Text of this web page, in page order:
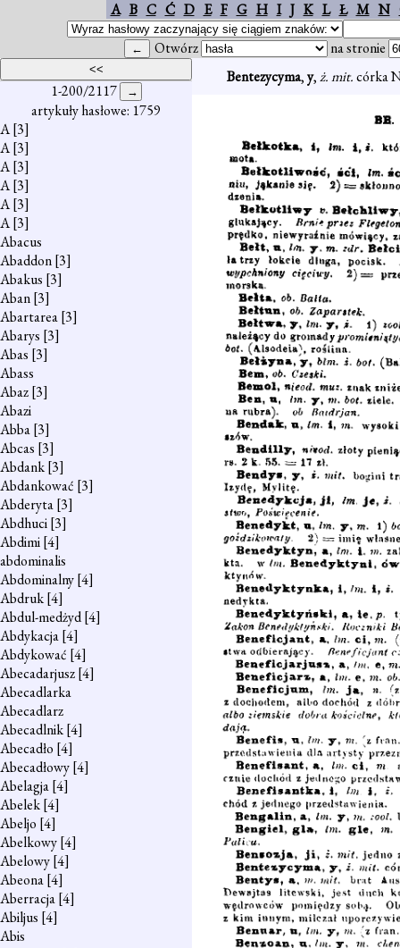
A B C Ć D E F G H I J K L Ł M N
Otwórz na stronie
1-200/2117
artykuły hasłowe: 1759
A[3]
A[3]
A[3]
A[3]
A[3]
A[3]
Abacus
Abaddon[3]
Abakus [3]
Aban[3]
Abartarea[3]
Abarys [3]
Abas [3]
Abass
Abaz[3]
Abazi
Abba[3]
Abcas [3]
Abdank[3]
Abdankować [3]
Abderyta[3]
Abdhuci[3]
Abdimi[4]
abdominalis
Abdominalny[4]
Abdruk[4]
Abdul-medżyd[4]
Abdykacja[4]
Abdykować [4]
Abecadarjusz[4]
Abecadlarka
Abecadlarz
Abecadlnik[4]
Abecadło [4]
Abecadłowy[4]
Abelagja[4]
Abelek[4]
Abeljo [4]
Abelkowy[4]
Abelowy[4]
Abeona[4]
Aberracja[4]
Abiljus [4]
Abis
Bentezycyma,y,ż. mit.córka